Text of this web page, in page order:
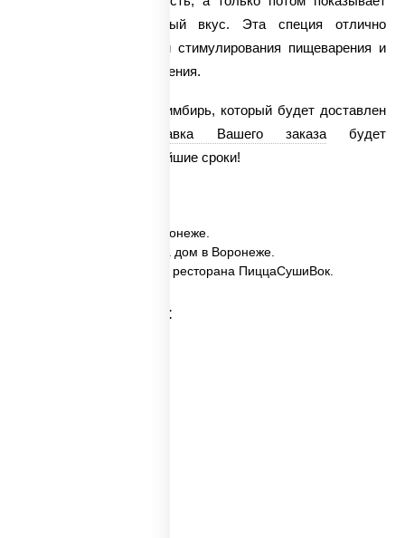
свой настоящий острый вкус. Эта специя отлично
справляется с задачей стимулирования пищеварения и
улучшения кровообращения.
У нас можно заказать имбирь, который будет доставлен
Доставка Вашего заказабудет
осуществлена в кратчайшие сроки!
✅ Имбирь заказать в Воронеже.
✅ Имбирь с доставкой на дом в Воронеже.
✅ Имбирь в Воронеже из ресторана ПиццаСушиВок.
Категории товара: